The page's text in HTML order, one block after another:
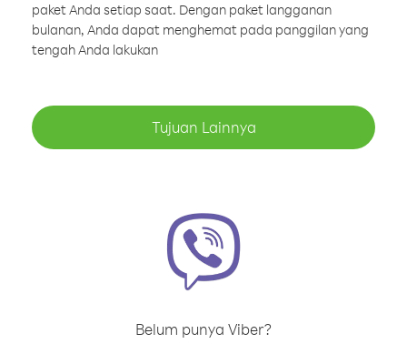
paket Anda setiap saat. Dengan paket langganan
bulanan, Anda dapat menghemat pada panggilan yang
tengah Anda lakukan
Tujuan Lainnya
Belum punya Viber?